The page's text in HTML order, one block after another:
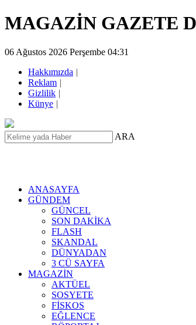
MAGAZİN GAZETE
06 Ağustos 2026 Perşembe 04:31
Hakkımızda |
Reklam |
Gizlilik |
Künye |
ARA
ANASAYFA
GÜNDEM
GÜNCEL
SON DAKİKA
FLASH
SKANDAL
DÜNYADAN
3 CÜ SAYFA
MAGAZİN
AKTÜEL
SOSYETE
FİSKOS
EĞLENCE